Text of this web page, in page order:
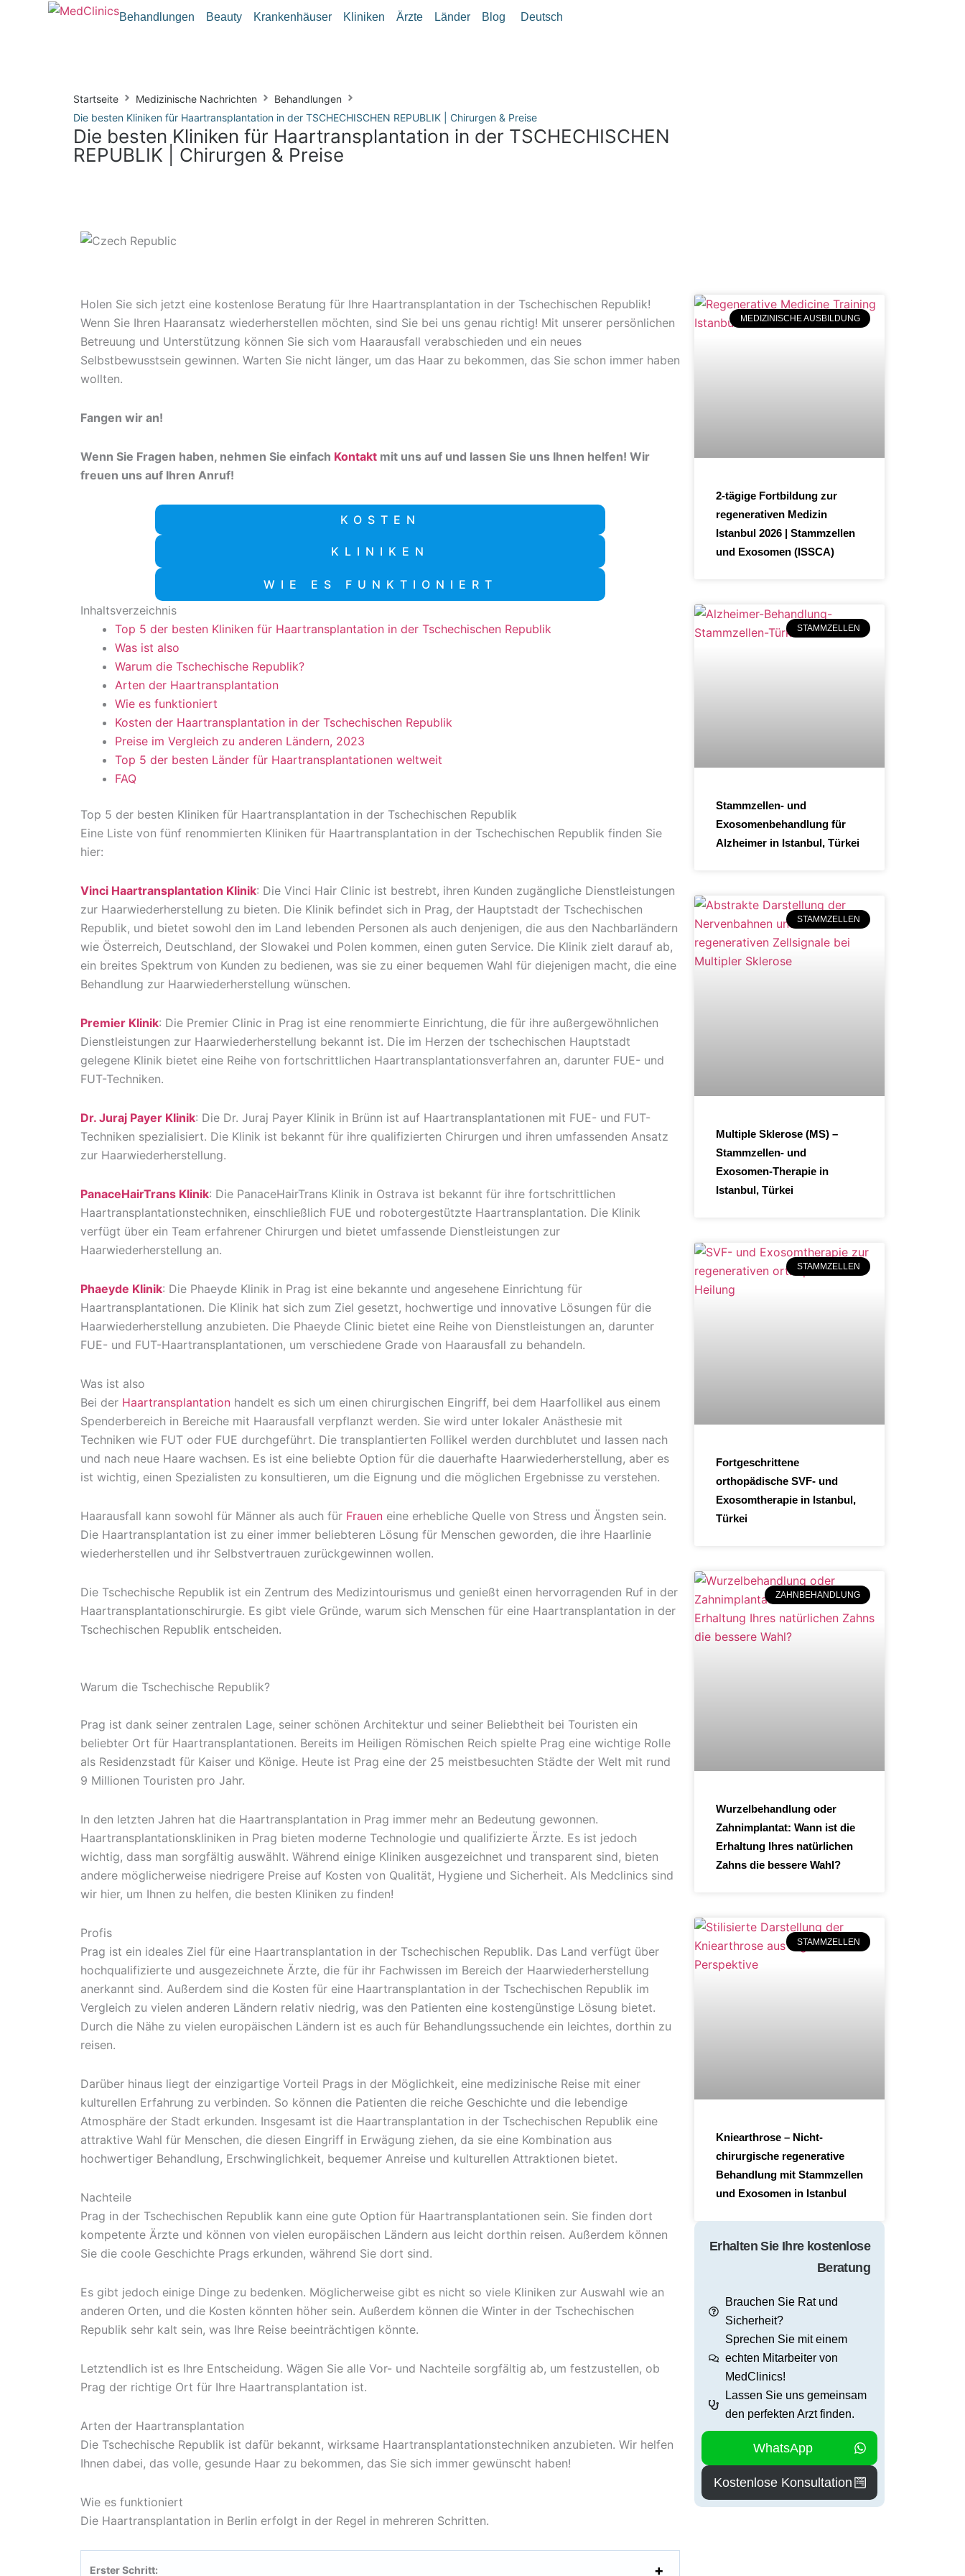
Behandlungen Beauty Krankenhäuser Kliniken Ärzte Länder Blog Deutsch
Die besten Kliniken für Haartransplantation in der TSCHECHISCHEN
REPUBLIK | Chirurgen & Preise
Startseite Medizinische Nachrichten
Behandlungen
Die besten Kliniken für Haartransplantation in der TSCHECHISCHEN REPUBLIK | Chirurgen & Preise
Holen Sie sich jetzt eine kostenlose Beratung für Ihre Haartransplantation in der Tschechischen Republik!
Wenn Sie Ihren Haaransatz wiederherstellen möchten, sind Sie bei uns genau richtig! Mit unserer persönlichen
Betreuung und Unterstützung können Sie sich vom Haarausfall verabschieden und ein neues
Selbstbewusstsein gewinnen. Warten Sie nicht länger, um das Haar zu bekommen, das Sie schon immer haben
wollten.
Fangen wir an!
Wenn Sie Fragen haben, nehmen Sie einfach Kontakt mit uns auf und lassen Sie uns Ihnen helfen! Wir
freuen uns auf Ihren Anruf!
KOSTEN
KLINIKEN
WIE ES FUNKTIONIERT
Inhaltsverzeichnis
Top 5 der besten Kliniken für Haartransplantation in der Tschechischen Republik
Was ist also
Warum die Tschechische Republik?
Arten der Haartransplantation
Wie es funktioniert
Kosten der Haartransplantation in der Tschechischen Republik
Preise im Vergleich zu anderen Ländern, 2023
Top 5 der besten Länder für Haartransplantationen weltweit
FAQ
Top 5 der besten Kliniken für Haartransplantation in der Tschechischen Republik
Eine Liste von fünf renommierten Kliniken für Haartransplantation in der Tschechischen Republik finden Sie
hier:
Vinci Haartransplantation Klinik: Die Vinci Hair Clinic ist bestrebt, ihren Kunden zugängliche Dienstleistungen
zur Haarwiederherstellung zu bieten. Die Klinik befindet sich in Prag, der Hauptstadt der Tschechischen
Republik, und bietet sowohl den im Land lebenden Personen als auch denjenigen, die aus den Nachbarländern
wie Österreich, Deutschland, der Slowakei und Polen kommen, einen guten Service. Die Klinik zielt darauf ab,
ein breites Spektrum von Kunden zu bedienen, was sie zu einer bequemen Wahl für diejenigen macht, die eine
Behandlung zur Haarwiederherstellung wünschen.
Premier Klinik: Die Premier Clinic in Prag ist eine renommierte Einrichtung, die für ihre außergewöhnlichen
Dienstleistungen zur Haarwiederherstellung bekannt ist. Die im Herzen der tschechischen Hauptstadt
gelegene Klinik bietet eine Reihe von fortschrittlichen Haartransplantationsverfahren an, darunter FUE- und
FUT-Techniken.
Dr. Juraj Payer Klinik: Die Dr. Juraj Payer Klinik in Brünn ist auf Haartransplantationen mit FUE- und FUT-
Techniken spezialisiert. Die Klinik ist bekannt für ihre qualifizierten Chirurgen und ihren umfassenden Ansatz
zur Haarwiederherstellung.
PanaceHairTrans Klinik: Die PanaceHairTrans Klinik in Ostrava ist bekannt für ihre fortschrittlichen
Haartransplantationstechniken, einschließlich FUE und robotergestützte Haartransplantation. Die Klinik
verfügt über ein Team erfahrener Chirurgen und bietet umfassende Dienstleistungen zur
Haarwiederherstellung an.
Phaeyde Klinik: Die Phaeyde Klinik in Prag ist eine bekannte und angesehene Einrichtung für
Haartransplantationen. Die Klinik hat sich zum Ziel gesetzt, hochwertige und innovative Lösungen für die
Haarwiederherstellung anzubieten. Die Phaeyde Clinic bietet eine Reihe von Dienstleistungen an, darunter
FUE- und FUT-Haartransplantationen, um verschiedene Grade von Haarausfall zu behandeln.
Was ist also
Bei der Haartransplantation handelt es sich um einen chirurgischen Eingriff, bei dem Haarfollikel aus einem
Spenderbereich in Bereiche mit Haarausfall verpflanzt werden. Sie wird unter lokaler Anästhesie mit
Techniken wie FUT oder FUE durchgeführt. Die transplantierten Follikel werden durchblutet und lassen nach
und nach neue Haare wachsen. Es ist eine beliebte Option für die dauerhafte Haarwiederherstellung, aber es
ist wichtig, einen Spezialisten zu konsultieren, um die Eignung und die möglichen Ergebnisse zu verstehen.
Haarausfall kann sowohl für Männer als auch für Frauen eine erhebliche Quelle von Stress und Ängsten sein.
Die Haartransplantation ist zu einer immer beliebteren Lösung für Menschen geworden, die ihre Haarlinie
wiederherstellen und ihr Selbstvertrauen zurückgewinnen wollen.
Die Tschechische Republik ist ein Zentrum des Medizintourismus und genießt einen hervorragenden Ruf in der
Haartransplantationschirurgie. Es gibt viele Gründe, warum sich Menschen für eine Haartransplantation in der
Tschechischen Republik entscheiden.
Warum die Tschechische Republik?
Prag ist dank seiner zentralen Lage, seiner schönen Architektur und seiner Beliebtheit bei Touristen ein
beliebter Ort für Haartransplantationen. Bereits im Heiligen Römischen Reich spielte Prag eine wichtige Rolle
als Residenzstadt für Kaiser und Könige. Heute ist Prag eine der 25 meistbesuchten Städte der Welt mit rund
9 Millionen Touristen pro Jahr.
In den letzten Jahren hat die Haartransplantation in Prag immer mehr an Bedeutung gewonnen.
Haartransplantationskliniken in Prag bieten moderne Technologie und qualifizierte Ärzte. Es ist jedoch
wichtig, dass man sorgfältig auswählt. Während einige Kliniken ausgezeichnet und transparent sind, bieten
andere möglicherweise niedrigere Preise auf Kosten von Qualität, Hygiene und Sicherheit. Als Medclinics sind
wir hier, um Ihnen zu helfen, die besten Kliniken zu finden!
Profis
Prag ist ein ideales Ziel für eine Haartransplantation in der Tschechischen Republik. Das Land verfügt über
hochqualifizierte und ausgezeichnete Ärzte, die für ihr Fachwissen im Bereich der Haarwiederherstellung
anerkannt sind. Außerdem sind die Kosten für eine Haartransplantation in der Tschechischen Republik im
Vergleich zu vielen anderen Ländern relativ niedrig, was den Patienten eine kostengünstige Lösung bietet.
Durch die Nähe zu vielen europäischen Ländern ist es auch für Behandlungssuchende ein leichtes, dorthin zu
reisen.
Darüber hinaus liegt der einzigartige Vorteil Prags in der Möglichkeit, eine medizinische Reise mit einer
kulturellen Erfahrung zu verbinden. So können die Patienten die reiche Geschichte und die lebendige
Atmosphäre der Stadt erkunden. Insgesamt ist die Haartransplantation in der Tschechischen Republik eine
attraktive Wahl für Menschen, die diesen Eingriff in Erwägung ziehen, da sie eine Kombination aus
hochwertiger Behandlung, Erschwinglichkeit, bequemer Anreise und kulturellen Attraktionen bietet.
Nachteile
Prag in der Tschechischen Republik kann eine gute Option für Haartransplantationen sein. Sie finden dort
kompetente Ärzte und können von vielen europäischen Ländern aus leicht dorthin reisen. Außerdem können
Sie die coole Geschichte Prags erkunden, während Sie dort sind.
Es gibt jedoch einige Dinge zu bedenken. Möglicherweise gibt es nicht so viele Kliniken zur Auswahl wie an
anderen Orten, und die Kosten könnten höher sein. Außerdem können die Winter in der Tschechischen
Republik sehr kalt sein, was Ihre Reise beeinträchtigen könnte.
Letztendlich ist es Ihre Entscheidung. Wägen Sie alle Vor- und Nachteile sorgfältig ab, um festzustellen, ob
Prag der richtige Ort für Ihre Haartransplantation ist.
Arten der Haartransplantation
Die Tschechische Republik ist dafür bekannt, wirksame Haartransplantationstechniken anzubieten. Wir helfen
Ihnen dabei, das volle, gesunde Haar zu bekommen, das Sie sich immer gewünscht haben!
Wie es funktioniert
Die Haartransplantation in Berlin erfolgt in der Regel in mehreren Schritten.
Erster Schritt:
MEDIZINISCHE AUSBILDUNG
2-tägige Fortbildung zur
regenerativen Medizin
Istanbul 2026 | Stammzellen
und Exosomen (ISSCA)
STAMMZELLEN
Stammzellen- und
Exosomenbehandlung für
Alzheimer in Istanbul, Türkei
STAMMZELLEN
Multiple Sklerose (MS) –
Stammzellen- und
Exosomen-Therapie in
Istanbul, Türkei
STAMMZELLEN
Fortgeschrittene
orthopädische SVF- und
Exosomtherapie in Istanbul,
Türkei
ZAHNBEHANDLUNG
Wurzelbehandlung oder
Zahnimplantat: Wann ist die
Erhaltung Ihres natürlichen
Zahns die bessere Wahl?
STAMMZELLEN
Kniearthrose – Nicht-
chirurgische regenerative
Behandlung mit Stammzellen
und Exosomen in Istanbul
Erhalten Sie Ihre kostenlose
Beratung
Brauchen Sie Rat und
Sicherheit?
Sprechen Sie mit einem
echten Mitarbeiter von
MedClinics!
Lassen Sie uns gemeinsam
den perfekten Arzt finden.
WhatsApp
Kostenlose Konsultation